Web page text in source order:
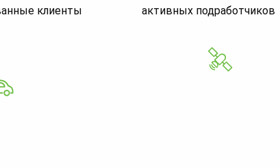
клиенты активных подработчиков